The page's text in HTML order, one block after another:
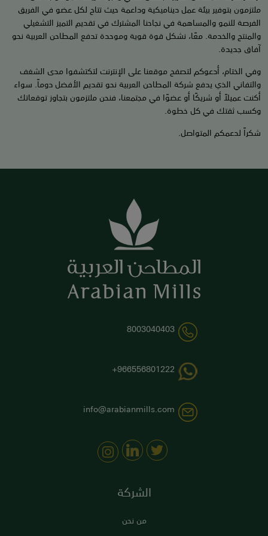
ملتزمون بتوفير بيئة عمل ديناميكية وداعمة حيث تتاح لكل عضو في الفريق
الفرصة للنمو والمساهمة في نجاحنا المشترك في تقديم التميز التشغيلي
والمنتج والخدمة. معًا، نشكل قوة قوية وموحدة تدفع المطاحن العربية نحو
آفاق جديدة.
وفي الختام، أدعوكم لتصفح موقعنا على الإنترنت لتكتشفوا مدى الشغف
والتفاني الذي يدفع شركة المطاحن العربية نحو تقديم الأفضل دوماً. سواء
أكنت عميلاً أو شريكًا أو عضوًا في مجتمعنا، فنحن ملتزمون بتجاوز توقعاتك
وكسب ثقتك في كل خطوة.
شكراً لدعمكم المتواصل.
8003040403
966556801222+
info@arabianmills.com
الشركة
من نحن